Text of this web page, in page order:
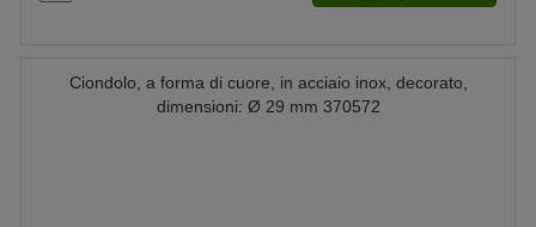
Ciondolo, a forma di cuore, in acciaio inox, decorato,
dimensioni: Ø 29 mm 370572